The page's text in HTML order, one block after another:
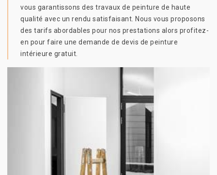
vous garantissons des travaux de peinture de haute
qualité avec un rendu satisfaisant. Nous vous proposons
des tarifs abordables pour nos prestations alors profitez-
en pour faire une demande de devis de peinture
intérieure gratuit.